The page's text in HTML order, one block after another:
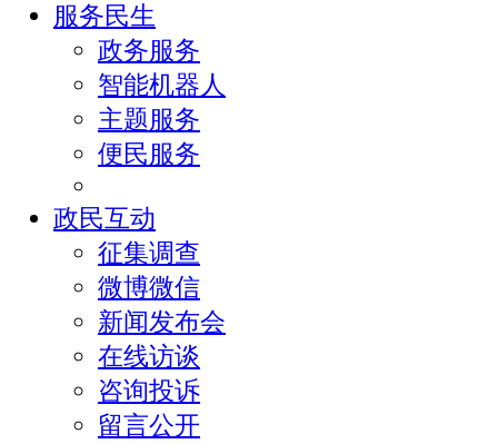
服务民生
政务服务
智能机器人
主题服务
便民服务
政民互动
征集调查
微博微信
新闻发布会
在线访谈
咨询投诉
留言公开